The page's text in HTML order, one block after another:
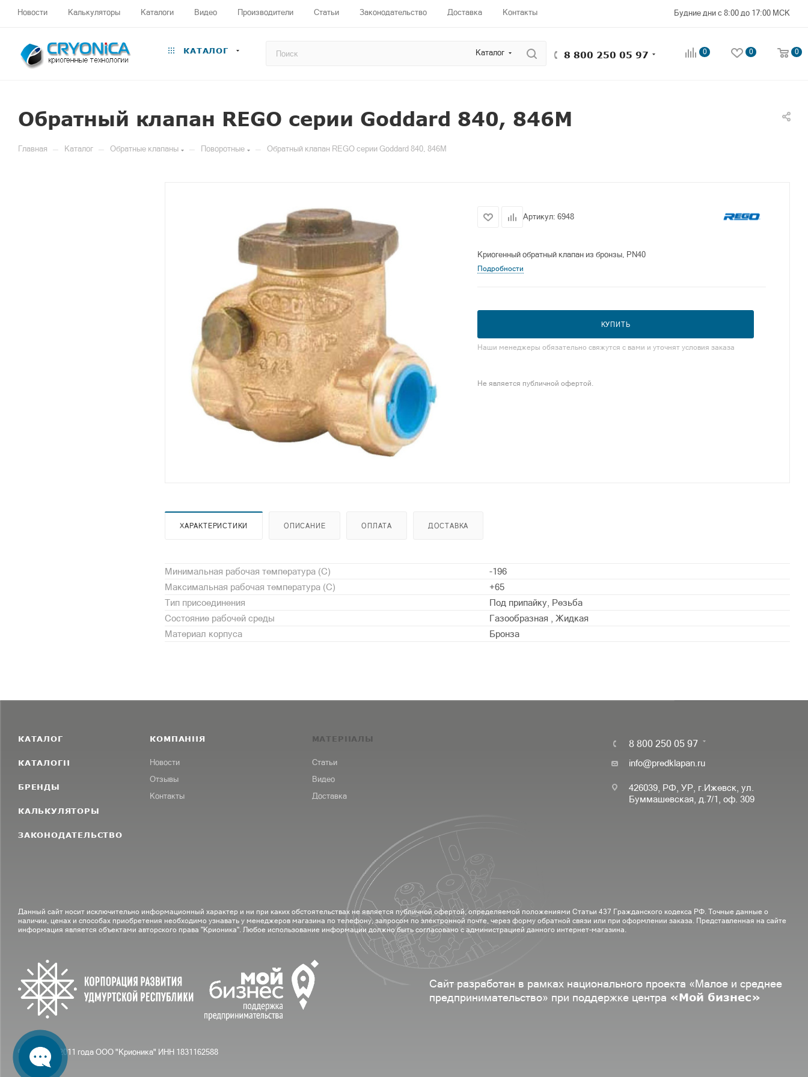
Новости Калькуляторы Каталоги Видео Производители Статьи Законодательство Доставка Контакты Будние дни с 8:00 до 17:00 МСК
КАТАЛОГ Каталог 8 800 250 05 97 0 0 0
Обратный клапан REGO серии Goddard 840, 846M
Главная — Каталог — Обратные клапаны — Поворотные — Обратный клапан REGO серии Goddard 840, 846M
Артикул: 6948
Криогенный обратный клапан из бронзы, PN40
Подробности
КУПИТЬ
Наши менеджеры обязательно свяжутся с вами и уточнят условия заказа
Не является публичной офертой.
ХАРАКТЕРИСТИКИ ОПИСАНИЕ ОПЛАТА ДОСТАВКА
Минимальная рабочая температура (С)
-196
Максимальная рабочая температура (С)
+65
Тип присоединения
Под припайку, Резьба
Состояние рабочей среды
Газообразная , Жидкая
Материал корпуса
Бронза
КАТАЛОГ
КАТАЛОГИ
БРЕНДЫ
КАЛЬКУЛЯТОРЫ
ЗАКОНОДАТЕЛЬСТВО
КОМПАНИЯ
Новости
Отзывы
Контакты
МАТЕРИАЛЫ
Статьи
Видео
Доставка
8 800 250 05 97
info@predklapan.ru
426039, РФ, УР, г.Ижевск, ул.
Буммашевская, д.7/1, оф. 309
Данный сайт носит исключительно информационный характер и ни при каких обстоятельствах не является публичной офертой, определяемой положениями Статьи 437 Гражданского кодекса РФ. Точные данные о
наличии, ценах и способах приобретения необходимо узнавать у менеджеров магазина по телефону, запросом по электронной почте, через форму обратной связи или при оформлении заказа. Представленная на сайте
информация является объектами авторского права "Крионика". Любое использование информации должно быть согласовано с администрацией данного интернет-магазина.
Сайт разработан в рамках национального проекта «Малое и среднее
предпринимательство» при поддержке центра «Мой бизнес»
© С вами с 2011 года ООО "Крионика" ИНН 1831162588